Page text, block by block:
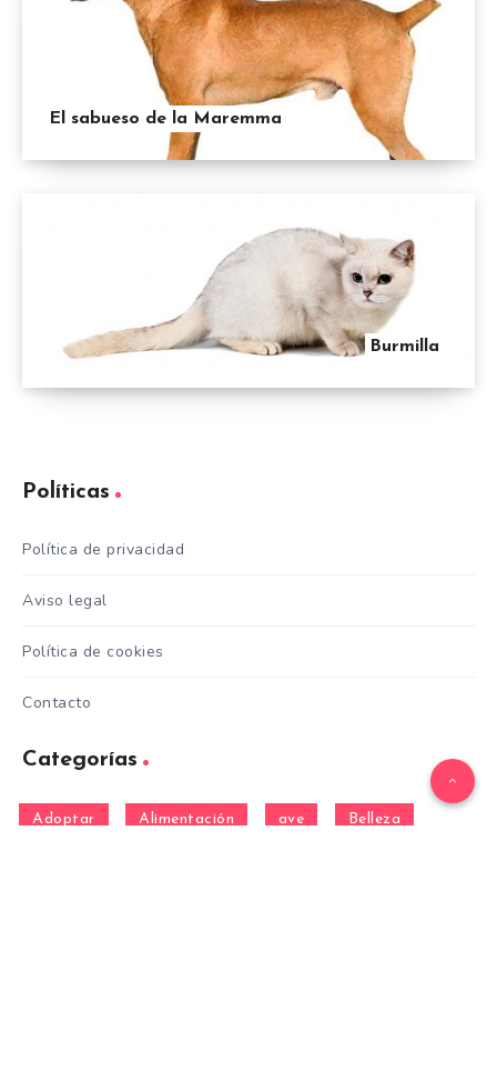
El sabueso de la Maremma
Burmilla
Políticas
Política de privacidad
Aviso legal
Política de cookies
Contacto
Categorías
Adoptar Alimentación ave Belleza